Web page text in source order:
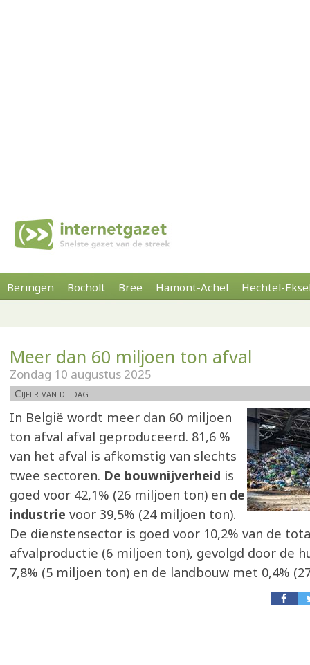
Beringen Bocholt Bree Hamont-Achel Hechtel-
Meer dan 60 miljoen ton afval
Zondag 10 augustus 2025
Cijfer van de dag
In België wordt meer dan 60 miljoen
ton afval afval geproduceerd. 81,6 %
van het afval is afkomstig van slechts
twee sectoren. De bouwnijverheid is
goed voor 42,1% (26 miljoen ton) en de
industrie voor 39,5% (24 miljoen ton).
De dienstensector is goed voor 10,2% van de
afvalproductie (6 miljoen ton), gevolgd door de
7,8% (5 miljoen ton) en de landbouw met 0,4%